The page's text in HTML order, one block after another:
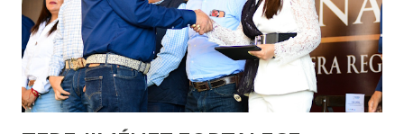
llevará este programa a Villas de Nuestra Señora de la
Asunción, Avenida Alameda y Decreto 27 de Septiembre, en
los edificios FOVISSSTE Ojo de Agua, en la comunidad
Norias de Paso Hondo y en los edificios de...